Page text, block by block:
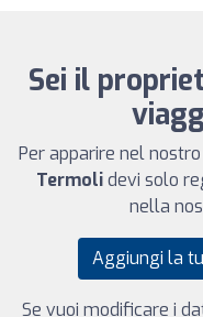
Sei il
Per apparire nel nostro
Termolidevi solo
nella
Aggiungi la
Se vuoi modificare i